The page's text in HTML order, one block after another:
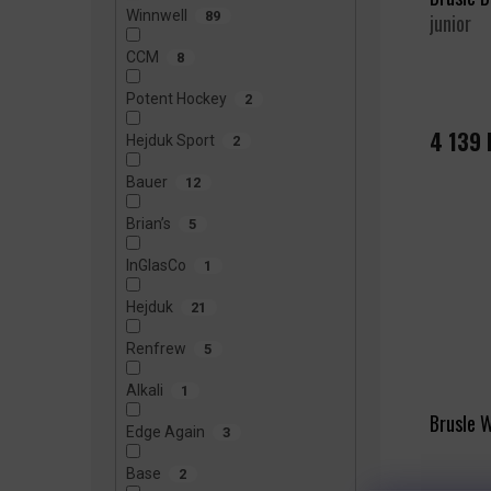
Winnwell 89
CCM 8
Potent Hockey 2
Hejduk Sport 2
Bauer 12
Brian’s 5
InGlasCo 1
Hejduk 21
Renfrew 5
Alkali 1
Edge Again 3
Base 2
junior
4 139
Brusle